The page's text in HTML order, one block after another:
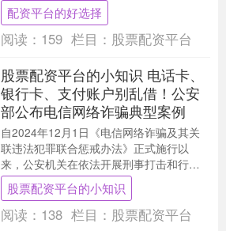
能技术应用和风险防控，金融监管总局近
日发布《关于银行....
配资平台的好选择
阅读： 159 栏目： 股票配资平台
股票配资平台的小知识 电话卡、
银行卡、支付账户别乱借！公安
部公布电信网络诈骗典型案例
自2024年12月1日《电信网络诈骗及其关
联违法犯罪联合惩戒办法》正式施行以
来，公安机关在依法开展刑事打击和行政
处罚的同时，会同有关部门对2万余名涉电
信网络诈骗....
股票配资平台的小知识
阅读： 138 栏目： 股票配资平台